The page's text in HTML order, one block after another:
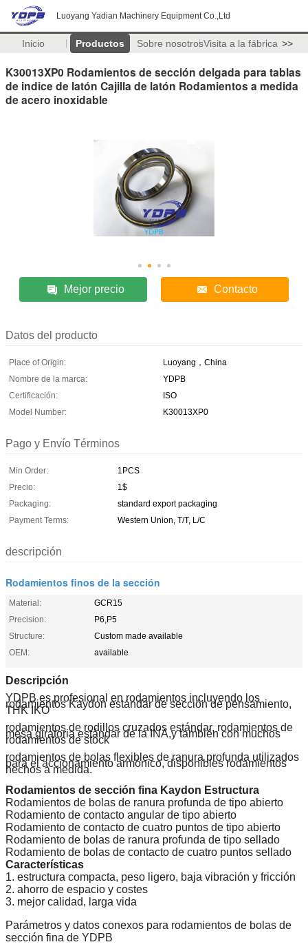
Luoyang Yadian Machinery Equipment Co.,Ltd
Inicio Productos Sobre nosotrosVisita a la fábrica >>
K30013XP0 Rodamientos de sección delgada para tablas
de indice de latón Cajilla de latón Rodamientos a medida
de acero inoxidable
Mejor precio Contacto
Datos del producto
Place of Origin:
Luoyang，China
Nombre de la marca:
YDPB
Certificación:
ISO
Model Number:
K30013XP0
Pago y Envío Términos
Min Order:
1PCS
Precio:
1$
Packaging:
standard export packaging
Payment Terms:
Western Union, T/T, L/C
descripción
Rodamientos finos de la sección
Material:
GCR15
Precision:
P6,P5
Structure:
Custom made available
OEM:
available
Descripción
YDPB es profesional en rodamientos incluyendo los
rodamientos Kaydon estándar de sección de pensamiento,
THK IKO
rodamientos de rodillos cruzados estándar, rodamientos de
mesa giratoria estándar de la INA,y también con muchos
rodamientos de stock
rodamientos de bolas flexibles de ranura profunda utilizados
para el accionamiento armónico, disponibles rodamientos
hechos a medida.
Rodamientos de sección fina Kaydon Estructura
Rodamientos de bolas de ranura profunda de tipo abierto
Rodamiento de contacto angular de tipo abierto
Rodamiento de contacto de cuatro puntos de tipo abierto
Rodamiento de bolas de ranura profunda de tipo sellado
Rodamiento de bolas de contacto de cuatro puntos sellado
Características
1. estructura compacta, peso ligero, baja vibración y fricción
2. ahorro de espacio y costes
3. mejor calidad, larga vida
Parámetros y datos conexos para rodamientos de bolas de
sección fina de YDPB